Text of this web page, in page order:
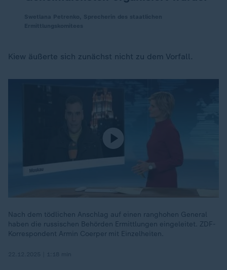
Kiew äußerte sich zunächst nicht zu dem Vorfall.
Nach dem tödlichen Anschlag auf einen ranghohen General
haben die russischen Behörden Ermittlungen eingeleitet. ZDF-
Korrespondent Armin Coerper mit Einzelheiten.